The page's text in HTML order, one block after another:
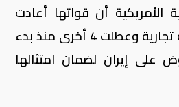
الأمريكية أن قواتها أعادت
توجيه مسار 75 سفينة تجارية وعطلت 4 أخرى منذ بدء
على إيران لضمان امتثالها